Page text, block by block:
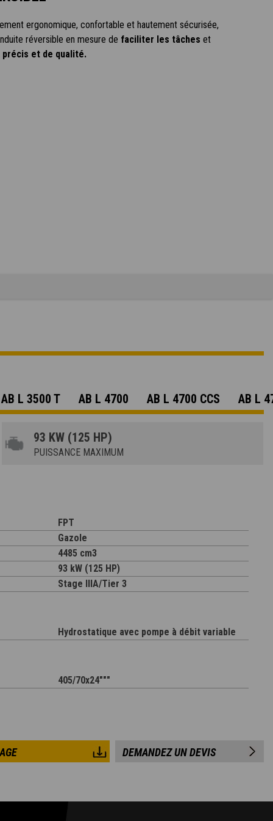
ergonomique, confortable et hautement sécurisée,
réversible en mesure de faciliter les tâches et
et de qualité.
AB L 3500 T AB L 4700 AB L 4700 CCS AB L
93 KW (125 HP)
PUISSANCE MAXIMUM
FPT
Gazole
4485 cm3
93 kW (125 HP)
Stage IIIA/Tier 3
Hydrostatique avec pompe à débit variable
405/70x24"""
DEMANDEZ UN DEVIS